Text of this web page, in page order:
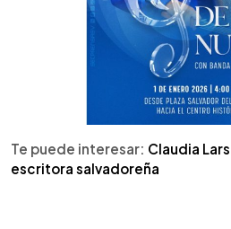
Te puede interesar: Claudia
escritora salvadoreña